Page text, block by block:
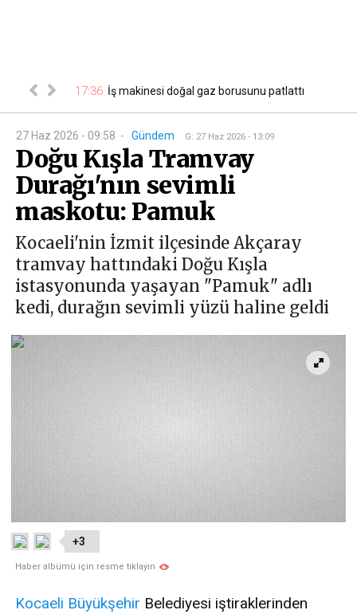
Cuma
17:36 İş makinesi doğal gaz borusunu patlattı
27 Haz 2026 - 09:58 - Gündem G: 27 Haz 2026 - 13:09
Doğu Kışla Tramvay
Durağı'nın sevimli
maskotu: Pamuk
Kocaeli'nin İzmit ilçesinde Akçaray
tramvay hattındaki Doğu Kışla
istasyonunda yaşayan "Pamuk" adlı
kedi, durağın sevimli yüzü haline geldi
+3
Haber albümü için resme tıklayın
Kocaeli Büyükşehir Belediyesi iştiraklerinden